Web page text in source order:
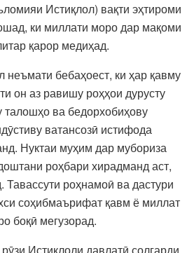
Истиқлол) вақти эҳтироми
ки миллати моро дар мақоми
қарор медиҳад.
неъмати бебаҳоест, ки ҳар қавму
он аз равишу роҳҳои дурусту
талошҳо ва бедорхобиҳову
ватансозӣ истифода
Нуктаи муҳим дар мубориза
роҳбари хирадманд аст,
Тавассути роҳнамоӣ ва дастури
соҳибмаърифат қавм ё миллат
боқӣ мегузорад.
Истиқлоли давлатӣ солгарди